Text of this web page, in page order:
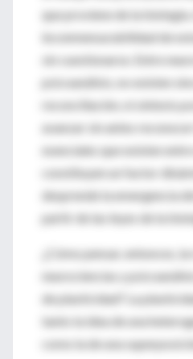
que proviene de la biología.
inconmensurabilidad de
sin cuestionarse. Entre
psicoanálisis, no existen
reconciliación, ni síntesis
avanzar sin antes
esenciales que existen
constituyen un factor
desprende la emergencia
partir de las leyes de la
¿Cómo pensar, entonces,
neurociencias y
de plasticidad? La
tanto la idea de una
como la de una